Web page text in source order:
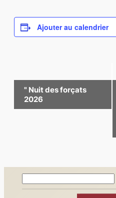
Ajouter au calendrier
Navigation
Évènement
" Nuit des forçats
2026